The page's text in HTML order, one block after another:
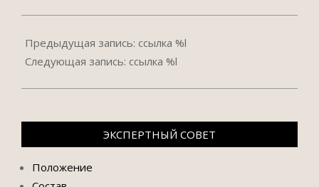
06-
25
Предыдущая запись: ссылка %l
Следующая запись: ссылка %l
ЭКСПЕРТНЫЙ СОВЕТ
Положение